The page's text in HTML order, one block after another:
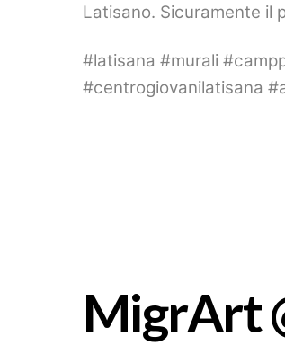
Latisano. Sicuramente il
#latisana #murali
#centrogiovanilatisana
MigrArt